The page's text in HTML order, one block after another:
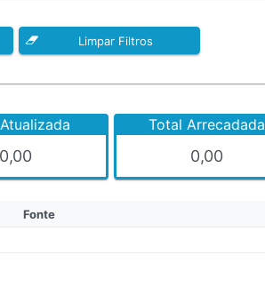
Limpar Filtros
0,00
Total Arrecadada
0,00
Fonte